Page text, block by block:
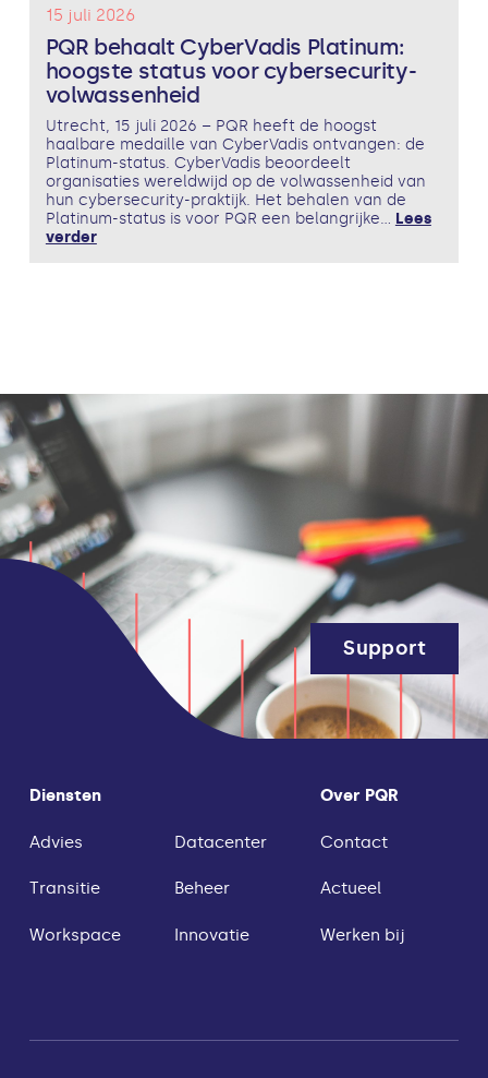
15 juli 2026
PQR behaalt CyberVadis Platinum:
hoogste status voor cybersecurity-
volwassenheid
Utrecht, 15 juli 2026 – PQR heeft de hoogst
haalbare medaille van CyberVadis ontvangen: de
Platinum-status. CyberVadis beoordeelt
organisaties wereldwijd op de volwassenheid van
hun cybersecurity-praktijk. Het behalen van de
Platinum-status is voor PQR een belangrijke... Lees
verder
Diensten
Advies
Transitie
Workspace
Datacenter
Beheer
Innovatie
Over PQR
Contact
Actueel
Werken bij
Support